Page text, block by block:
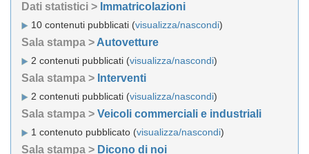
Dati statistici > Immatricolazioni
10 contenuti pubblicati (visualizza/nascondi)
Sala stampa > Autovetture
2 contenuti pubblicati (visualizza/nascondi)
Sala stampa > Interventi
2 contenuti pubblicati (visualizza/nascondi)
Sala stampa > Veicoli commerciali e industriali
1 contenuto pubblicato (visualizza/nascondi)
Sala stampa > Dicono di noi